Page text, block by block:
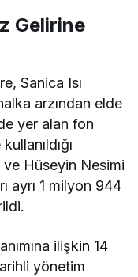
Gelirine
Sanica Isı
arzından elde
yer alan fon
Hüseyin Nesimi
ayrı 1 milyon 944
ilişkin 14
yönetim